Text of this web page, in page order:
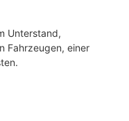
Unterstand,
Fahrzeugen, einer